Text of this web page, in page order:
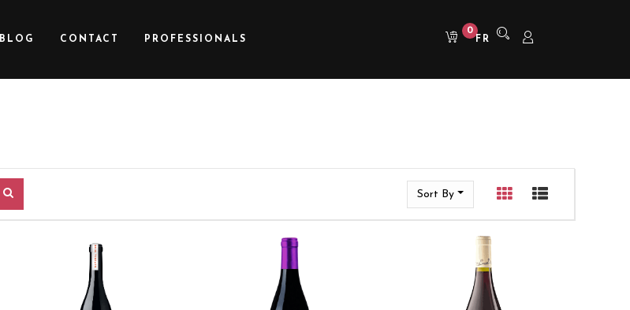
BLOG CONTACT PROFESSIONALS
0
FR
Sort By